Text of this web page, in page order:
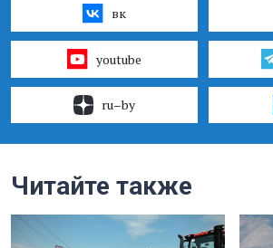
вк
youtube
ru–by
Читайте также